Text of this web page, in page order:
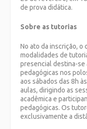
de prova didática.
Sobre as tutorias
No ato da inscrição, o
modalidades de
presencial destina-se
pedagógicas nos
aos sábados das 8h
aulas, dirigindo as
acadêmica e
pedagógicas. Os
exclusivamente a